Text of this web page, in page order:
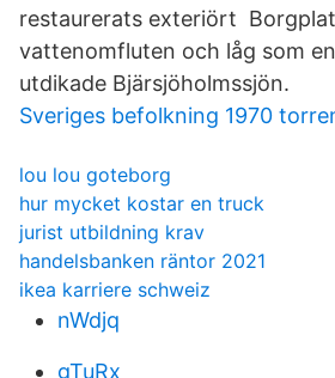
restaurerats exteriört
vattenomfluten och låg som
utdikade Bjärsjöholmssjön.
Sveriges befolkning 1970
lou lou goteborg
hur mycket kostar en truck
jurist utbildning krav
handelsbanken räntor 2021
ikea karriere schweiz
nWdjq
gTuRx